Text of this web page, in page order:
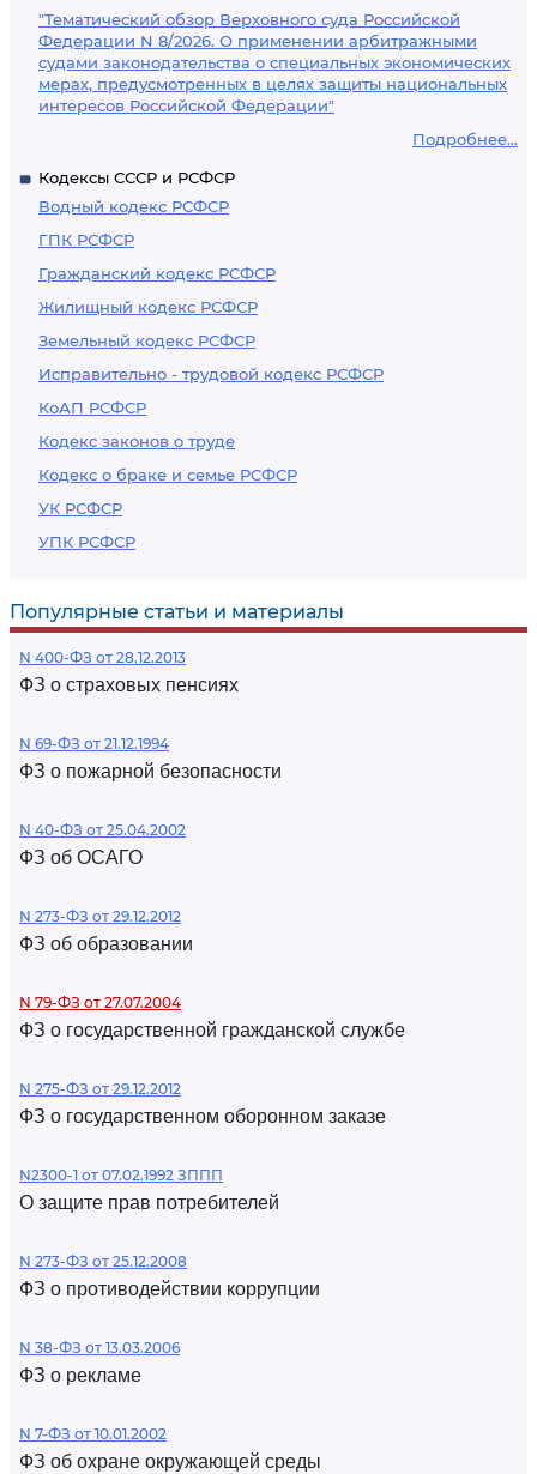
"Тематический обзор Верховного суда Российской
Федерации N 8/2026. О применении арбитражными
судами законодательства о специальных экономических
мерах, предусмотренных в целях защиты национальных
интересов Российской Федерации"
Подробнее...
Кодексы СССР и РСФСР
Водный кодекс РСФСР
ГПК РСФСР
Гражданский кодекс РСФСР
Жилищный кодекс РСФСР
Земельный кодекс РСФСР
Исправительно - трудовой кодекс РСФСР
КоАП РСФСР
Кодекс законов о труде
Кодекс о браке и семье РСФСР
УК РСФСР
УПК РСФСР
Популярные статьи и материалы
N 400-ФЗ от 28.12.2013
ФЗ о страховых пенсиях
N 69-ФЗ от 21.12.1994
ФЗ о пожарной безопасности
N 40-ФЗ от 25.04.2002
ФЗ об ОСАГО
N 273-ФЗ от 29.12.2012
ФЗ об образовании
N 79-ФЗ от 27.07.2004
ФЗ о государственной гражданской службе
N 275-ФЗ от 29.12.2012
ФЗ о государственном оборонном заказе
N2300-1 от 07.02.1992 ЗППП
О защите прав потребителей
N 273-ФЗ от 25.12.2008
ФЗ о противодействии коррупции
N 38-ФЗ от 13.03.2006
ФЗ о рекламе
N 7-ФЗ от 10.01.2002
ФЗ об охране окружающей среды